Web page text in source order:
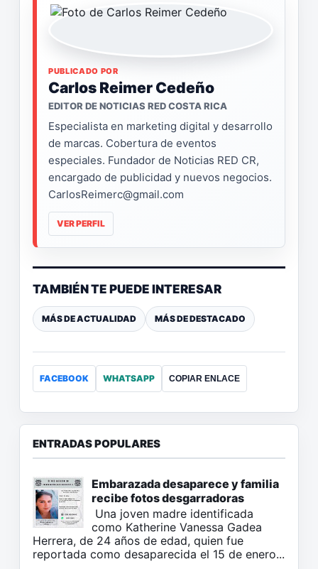
PUBLICADO POR
Carlos Reimer Cedeño
EDITOR DE NOTICIAS RED COSTA RICA
Especialista en marketing digital y desarrollo
de marcas. Cobertura de eventos
especiales. Fundador de Noticias RED CR,
encargado de publicidad y nuevos negocios.
CarlosReimerc@gmail.com
VER PERFIL
TAMBIÉN TE PUEDE INTERESAR
MÁS DE ACTUALIDAD MÁS DE DESTACADO
FACEBOOK WHATSAPP COPIAR ENLACE
ENTRADAS POPULARES
Embarazada desaparece y familia
recibe fotos desgarradoras
Una joven madre identificada
como Katherine Vanessa Gadea
Herrera, de 24 años de edad, quien fue
reportada como desaparecida el 15 de enero...